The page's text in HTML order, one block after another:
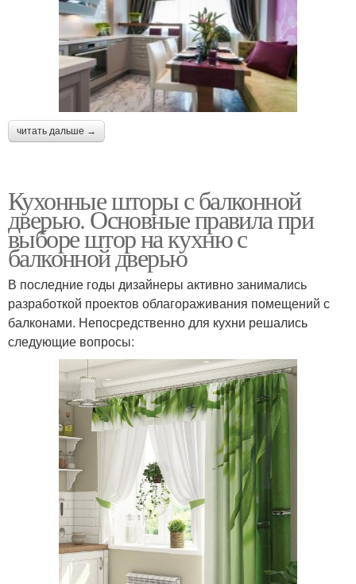
читать дальше →
Кухонные шторы с балконной
дверью. Основные правила при
выборе штор на кухню с
балконной дверью
В последние годы дизайнеры активно занимались
разработкой проектов облагораживания помещений с
балконами. Непосредственно для кухни решались
следующие вопросы: